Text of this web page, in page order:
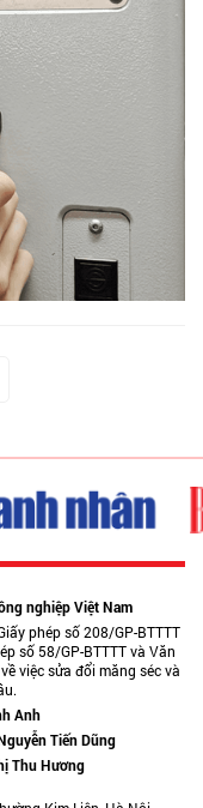
nghiệp Việt Nam
phép số 208/GP-BTTTT
số 58/GP-BTTTT và Văn
việc sửa đổi măng séc và
Anh
Tiến Dũng
Thu Hương